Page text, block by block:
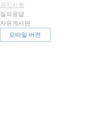
공지사항
질의응답
자유게시판
모바일 버전